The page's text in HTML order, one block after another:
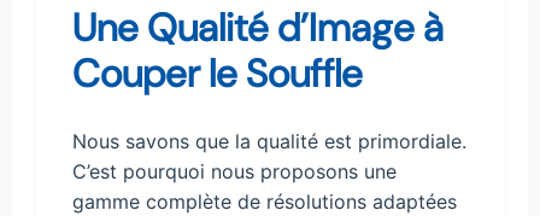
Une Qualité d’Image à
Couper le Souffle
Nous savons que la qualité est primordiale.
C’est pourquoi nous proposons une
gamme complète de résolutions adaptées